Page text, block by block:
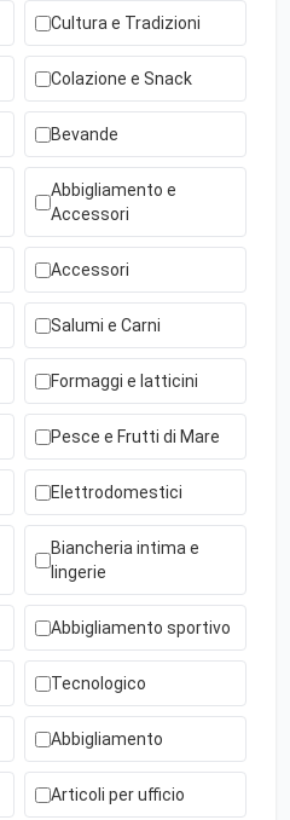
Cultura e Tradizioni
Colazione e Snack
Bevande
Abbigliamento e
Accessori
Accessori
Salumi e Carni
Formaggi e latticini
Pesce e Frutti di Mare
Elettrodomestici
Biancheria intima e
lingerie
Abbigliamento sportivo
Tecnologico
Abbigliamento
Articoli per ufficio